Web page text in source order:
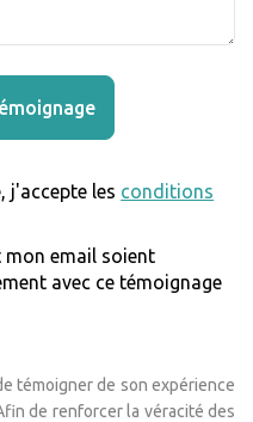
j'accepte les conditions
mon email soient
avec ce témoignage
témoigner de son expérience
de renforcer la véracité des